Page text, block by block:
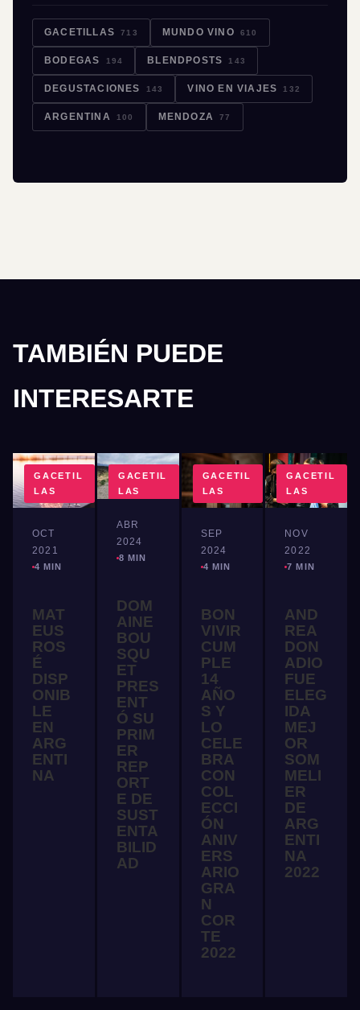
GACETILLAS 713 MUNDO VINO 610
BODEGAS 194 BLENDPOSTS 143
DEGUSTACIONES 143 VINO EN VIAJES 132
ARGENTINA 100 MENDOZA 77
TAMBIÉN PUEDE
INTERESARTE
GACETIL
LAS
OCT
2021
4 MIN
MAT
EUS
ROS
É
DISP
ONIB
LE
EN
ARG
ENTI
NA
GACETIL
LAS
ABR
2024
8 MIN
DOM
AINE
BOU
SQU
ET
PRES
ENT
Ó SU
PRIM
ER
REP
ORT
E DE
SUST
ENTA
BILID
AD
GACETIL
LAS
SEP
2024
4 MIN
BON
VIVIR
CUM
PLE
14
AÑO
S Y
LO
CELE
BRA
CON
COL
ECCI
ÓN
ANIV
ERS
ARIO
GRA
N
COR
TE
2022
GACETIL
LAS
NOV
2022
7 MIN
AND
REA
DON
ADIO
FUE
ELEG
IDA
MEJ
OR
SOM
MELI
ER
DE
ARG
ENTI
NA
2022